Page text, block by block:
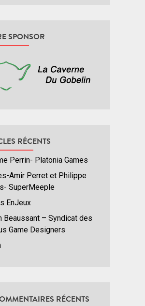
SPONSOR
RÉCENTS
Perrin- Platonia Games
Amir Perret et Philippe
SuperMeeple
EnJeux
Beaussant – Syndicat des
Game Designers
RÉCENTS